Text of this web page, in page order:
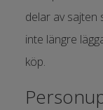
delar av sajten
inte längre
köp.